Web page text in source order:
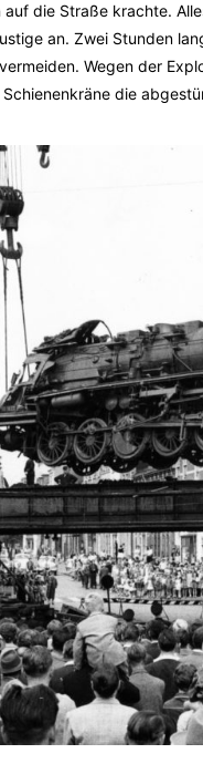
die Straße krachte.
an. Zwei Stunden
Wegen der
die